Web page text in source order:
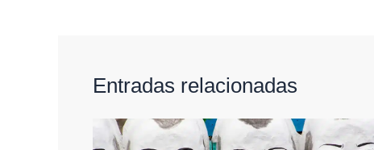
Entradas relacionadas